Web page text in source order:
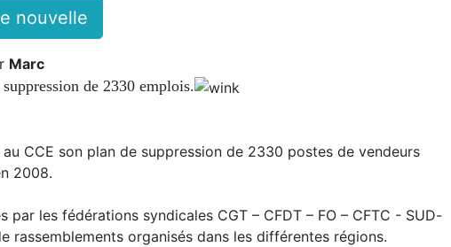
nouvelle
Marc
de 2330 emplois.
CCE son plan de suppression de 2330 postes de vendeurs
2008.
les fédérations syndicales CGT – CFDT – FO – CFTC - SUD-
rassemblements organisés dans les différentes régions.